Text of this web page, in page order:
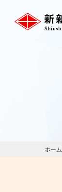
ホーム